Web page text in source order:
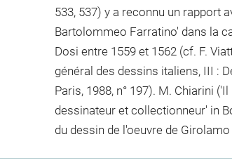
533, 537) y a reconnu un rapport
Bartolommeo Farratino' dans la
Dosi entre 1559 et 1562 (cf. F.
général des dessins italiens, III :
Paris, 1988, n° 197). M. Chiarini
dessinateur et collectionneur' in
du dessin de l'oeuvre de